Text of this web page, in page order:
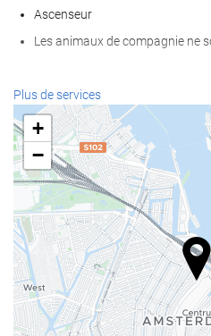
Ascenseur
Les animaux de compagnie ne
Services de réception
Réception ouverte 24h/24
Bagagerie
Nourriture et boissons
Restaurant à la carte
Réunions et évènements
Plus de services
+
−